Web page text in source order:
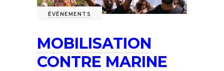
ÉVÉNEMENTS
MOBILISATION
CONTRE MARINE